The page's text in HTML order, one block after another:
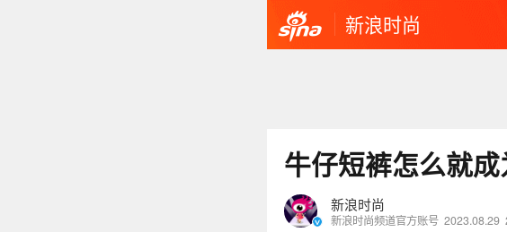
新浪时尚
牛仔短裤怎么就成
新浪时尚
新浪时尚频道官方账号 2023.08.29